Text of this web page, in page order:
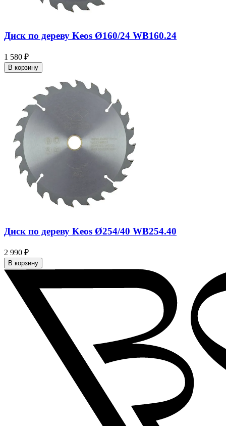
Диск по дереву Keos Ø160/24 WB160.24
1 580 ₽
В корзину
Диск по дереву Keos Ø254/40 WB254.40
2 990 ₽
В корзину